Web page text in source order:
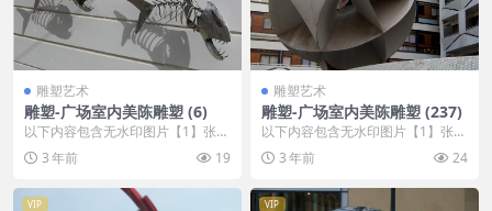
雕塑艺术
雕塑-广场室内美陈雕塑 (6)
以下内容包含无水印图片【1】张
，开通会员无障碍浏览 开通VIP会
员 3 年前 19
雕塑艺术
雕塑-广场室内美陈雕塑 (237)
以下内容包含无水印图片【1】张
，开通会员无障碍浏览 开通VIP会
员 3 年前 24
VIP VIP